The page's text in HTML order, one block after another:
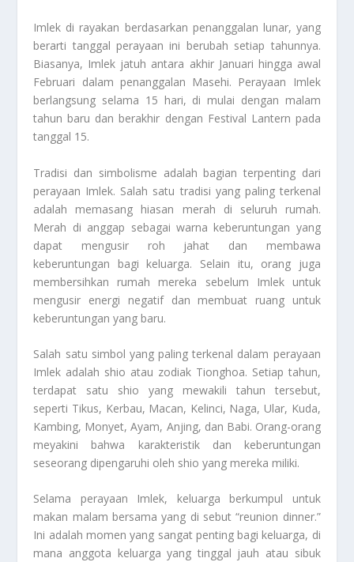
Imlek di rayakan berdasarkan penanggalan lunar, yang
berarti tanggal perayaan ini berubah setiap tahunnya.
Biasanya, Imlek jatuh antara akhir Januari hingga awal
Februari dalam penanggalan Masehi. Perayaan Imlek
berlangsung selama 15 hari, di mulai dengan malam
tahun baru dan berakhir dengan Festival Lantern pada
tanggal 15.
Tradisi dan simbolisme adalah bagian terpenting dari
perayaan Imlek. Salah satu tradisi yang paling terkenal
adalah memasang hiasan merah di seluruh rumah.
Merah di anggap sebagai warna keberuntungan yang
dapat mengusir roh jahat dan membawa
keberuntungan bagi keluarga. Selain itu, orang juga
membersihkan rumah mereka sebelum Imlek untuk
mengusir energi negatif dan membuat ruang untuk
keberuntungan yang baru.
Salah satu simbol yang paling terkenal dalam perayaan
Imlek adalah shio atau zodiak Tionghoa. Setiap tahun,
terdapat satu shio yang mewakili tahun tersebut,
seperti Tikus, Kerbau, Macan, Kelinci, Naga, Ular, Kuda,
Kambing, Monyet, Ayam, Anjing, dan Babi. Orang-orang
meyakini bahwa karakteristik dan keberuntungan
seseorang dipengaruhi oleh shio yang mereka miliki.
Selama perayaan Imlek, keluarga berkumpul untuk
makan malam bersama yang di sebut “reunion dinner.”
Ini adalah momen yang sangat penting bagi keluarga, di
mana anggota keluarga yang tinggal jauh atau sibuk